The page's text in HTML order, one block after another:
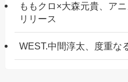
ももクロ×大森元貴、ア
リリース
WEST.中間淳太、度重な